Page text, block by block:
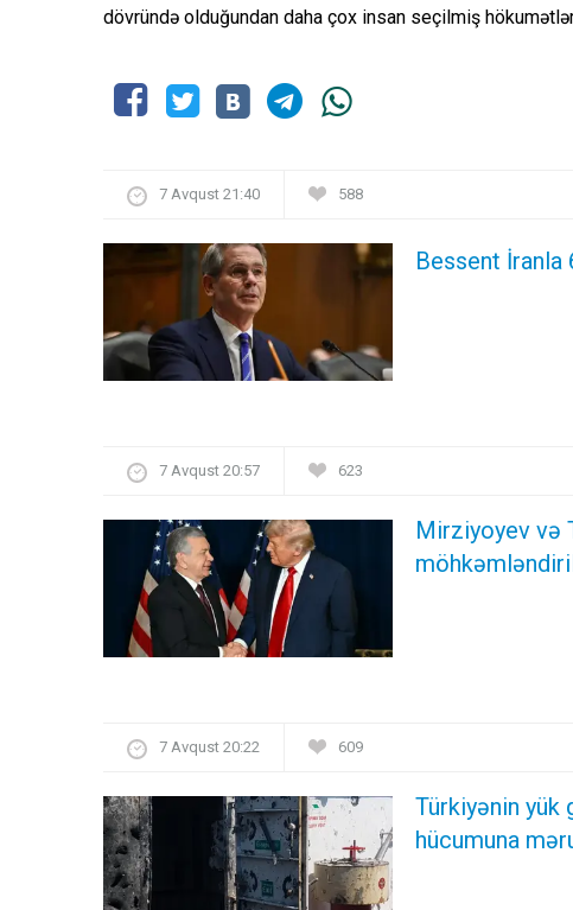
dövründə olduğundan daha çox insan seçilmiş
7 Avqust 21:40 588
Bessent İranla
7 Avqust 20:57 623
Mirziyoyev və
7 Avqust 20:22 609
Türkiyənin yük
hücumuna